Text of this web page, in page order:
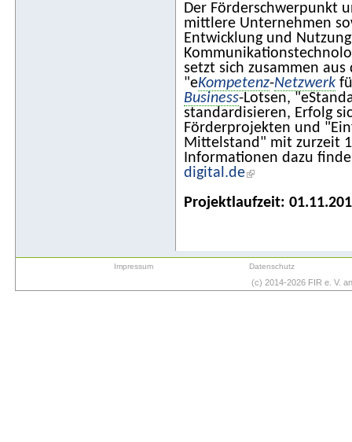
Der Förderschwerpunkt
mittlere Unternehmen
Entwicklung und
setzt sich zusammen
"eKompetenz-Netzwerk
Business-Lotsen,
standardisieren, Erfolg
Förderprojekten und
Mittelstand" mit zurzeit
Informationen dazu
digital.de
Projektlaufzeit:
Impressum Datenschutz
(c) 2014-2026 FIR e. V.